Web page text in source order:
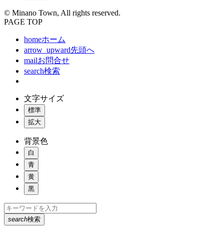
© Minano Town, All rights reserved.
PAGE TOP
homeホーム
arrow_upward先頭へ
mailお問合せ
search検索
文字サイズ
標準
拡大
背景色
白
青
黄
黒
search検索